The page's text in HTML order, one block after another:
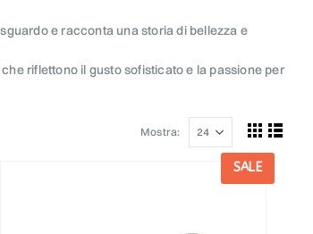
e racconta una storia di bellezza e
riflettono il gusto sofisticato e la passione per
Mostra:
SALE